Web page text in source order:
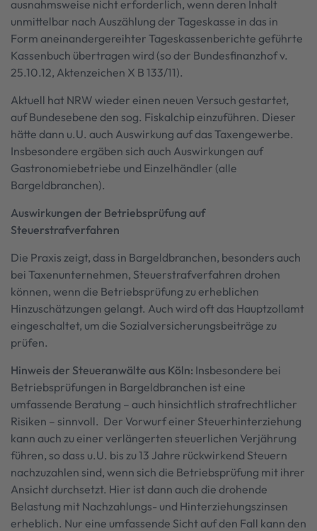
ausnahmsweise nicht erforderlich, wenn deren Inhalt
unmittelbar nach Auszählung der Tageskasse in das in
Form aneinandergereihter Tageskassenberichte geführte
Kassenbuch übertragen wird (so der Bundesfinanzhof v.
25.10.12, Aktenzeichen X B 133/11).
Aktuell hat NRW wieder einen neuen Versuch gestartet,
auf Bundesebene den sog. Fiskalchip einzuführen. Dieser
hätte dann u.U. auch Auswirkung auf das Taxengewerbe.
Insbesondere ergäben sich auch Auswirkungen auf
Gastronomiebetriebe und Einzelhändler (alle
Bargeldbranchen).
Auswirkungen der Betriebsprüfung auf
Steuerstrafverfahren
Die Praxis zeigt, dass in Bargeldbranchen, besonders auch
bei Taxenunternehmen, Steuerstrafverfahren drohen
können, wenn die Betriebsprüfung zu erheblichen
Hinzuschätzungen gelangt. Auch wird oft das Hauptzollamt
eingeschaltet, um die Sozialversicherungsbeiträge zu
prüfen.
Hinweis der Steueranwälte aus Köln: Insbesondere bei
Betriebsprüfungen in Bargeldbranchen ist eine
umfassende Beratung – auch hinsichtlich strafrechtlicher
Risiken – sinnvoll. Der Vorwurf einer Steuerhinterziehung
kann auch zu einer verlängerten steuerlichen Verjährung
führen, so dass u.U. bis zu 13 Jahre rückwirkend Steuern
nachzuzahlen sind, wenn sich die Betriebsprüfung mit ihrer
Ansicht durchsetzt. Hier ist dann auch die drohende
Belastung mit Nachzahlungs- und Hinterziehungszinsen
erheblich. Nur eine umfassende Sicht auf den Fall kann den